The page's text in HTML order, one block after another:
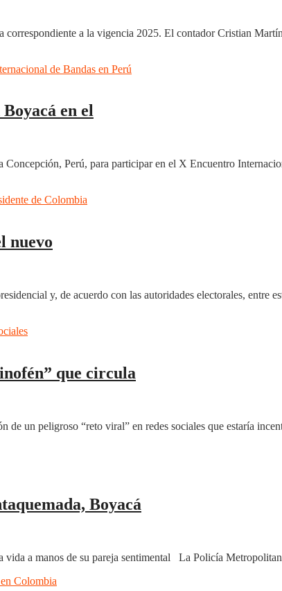
a la vigencia 2025. El contador Cristian
en el
Perú, para participar en el X Encuentro
nuevo
y, de acuerdo con las autoridades electorales, entre
que circula
un peligroso “reto viral” en redes sociales que estaría
Boyacá
a manos de su pareja sentimental La Policía